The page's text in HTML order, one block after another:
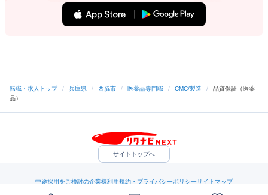
転職・求人トップ / 兵庫県 / 西脇市 / 医薬品専門職 / CMC/製造 /
品質保証（医薬
品）
サイトトップへ
中途採用をご検討の企業様利用規約・プライバシーポリシーサイトマップ